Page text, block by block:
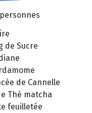
de Sucre
de Cannelle
Thé matcha
feuilletée